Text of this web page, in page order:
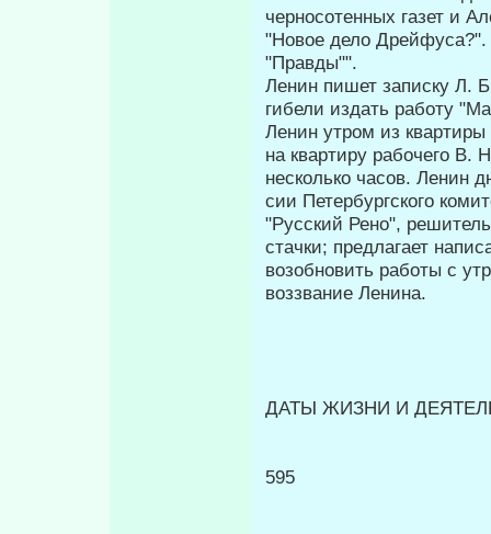
черносотенных газет и
"Новое дело Дрей­фуса?".
"Правды"".
Ленин пишет записку Л.
гибели издать работу
Ленин утром из
на квартиру рабочего В.
несколько часов. Ленин
сии Петербургского
"Русский Рено",
стачки; предлагает
возоб­новить работы с
воззвание Ленина.
ДАТЫ ЖИЗНИ И
595